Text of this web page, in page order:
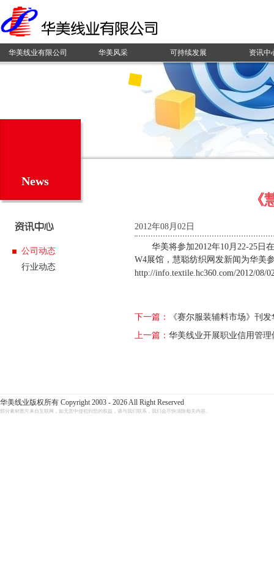
华美线业有限公司 华美风采 可持续发展 资讯中
News
公司动态
行业动态
2012年08月02日
华美将参加2012年10月 22-25 日
W4展馆，慧聪纺织网发新闻为华美
http://info.textile.hc360.com/2012/08/
下一篇：
《赛尔服装辅料市场》刊
上一篇： 华美线业开展职业信用管理
华美线业版权所有 Copyright 2003 - 2026 All Right Reserved
部分素材图片来自互联网，如无意中侵犯到您的权益，请与我们联系，我们会尽快清除相关内容。